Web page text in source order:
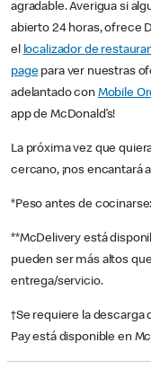
agradable. Averigua si
abierto 24 horas, ofrece
el localizador de
pagepara ver nuestras
adelantado con Mobile
app de McDonald’s!
La próxima vez que
cercano, ¡nos encantará
*Peso antes de
**McDelivery está
pueden ser más altos
entrega/servicio.
†Se requiere la descarga
Pay está disponible en